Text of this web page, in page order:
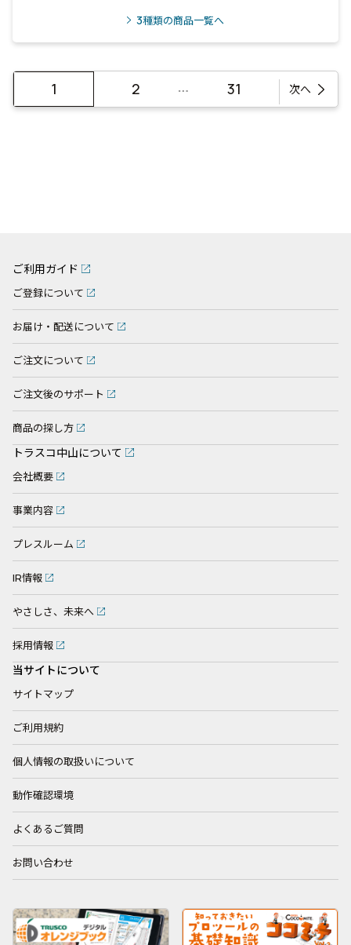
3種類の商品一覧へ
1 2 … 31 次へ
ご利用ガイド
ご登録について
お届け・配送について
ご注文について
ご注文後のサポート
商品の探し方
トラスコ中山について
会社概要
事業内容
プレスルーム
IR情報
やさしさ、未来へ
採用情報
当サイトについて
サイトマップ
ご利用規約
個人情報の取扱いについて
動作確認環境
よくあるご質問
お問い合わせ